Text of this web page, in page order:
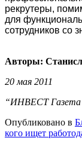
рекрутеры,
для
сотрудников со
Авторы:
20 мая 2011
“ИНВЕСТ Газета
Опубликовано в
кого ищет